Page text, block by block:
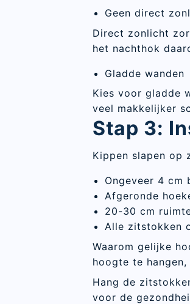
Geen direct
Direct zonlicht
het nachthok
Gladde wanden
Kies voor gladde
veel makkelijker
Stap 3:
Kippen slapen op
Ongeveer 4 cm
Afgeronde
20-30 cm
Alle zitstokken
Waarom gelijke
hoogte te
Hang de
voor de